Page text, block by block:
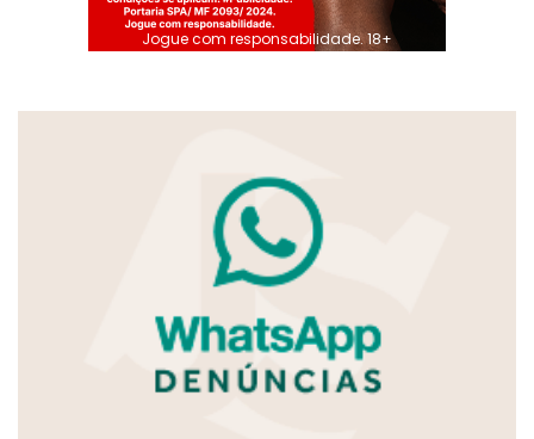
Jogue com responsabilidade. 18+